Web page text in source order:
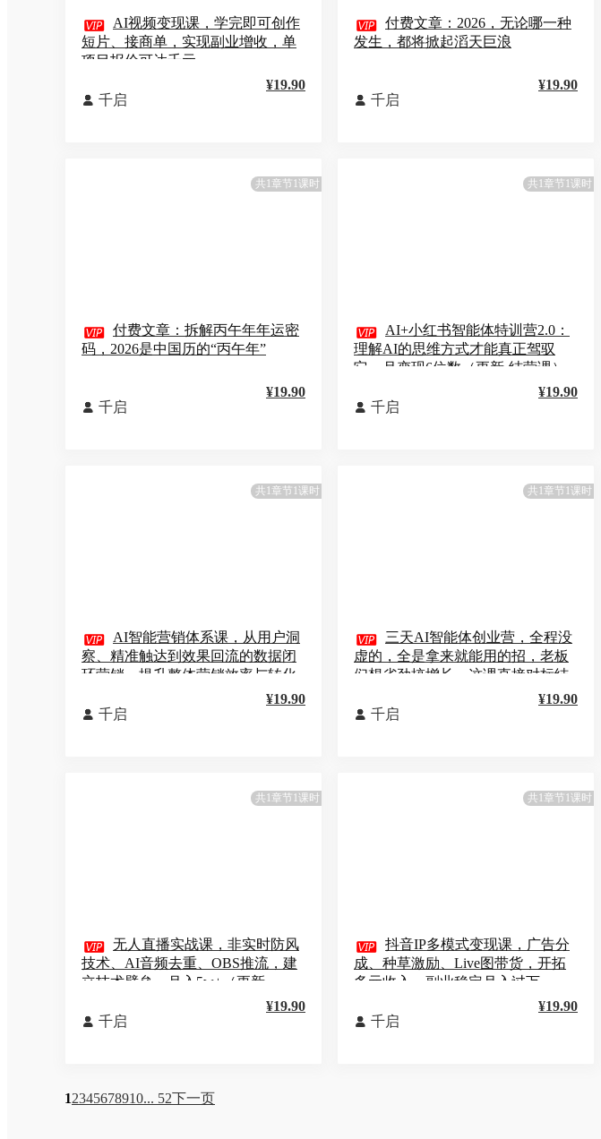
 AI视频变现课，学完即可创作
短片、接商单，实现副业增收，单
项目报价可达千元
 千启
¥19.90
 付费文章：2026，无论哪一种
发生，都将掀起滔天巨浪
 千启
¥19.90
共1章节1课时
 付费文章：拆解丙午年年运密
码，2026是中国历的“丙午年”
 千启
¥19.90
共1章节1课时
 AI+小红书智能体特训营2.0：
理解AI的思维方式才能真正驾驭
它，月变现6位数（更新-结营课）
 千启
¥19.90
共1章节1课时
 AI智能营销体系课，从用户洞
察、精准触达到效果回流的数据闭
环营销，提升整体营销效率与转化
 千启
¥19.90
共1章节1课时
 三天AI智能体创业营，全程没
虚的，全是拿来就能用的招，老板
们想省劲搞增长，这课直接对标结
 千启
¥19.90
共1章节1课时
 无人直播实战课，非实时防风
技术、AI音频去重、OBS推流，建
立技术壁垒，月入5w+（更新
 千启
¥19.90
共1章节1课时
 抖音IP多模式变现课，广告分
成、种草激励、Live图带货，开拓
多元收入，副业稳定月入过万
 千启
¥19.90
12345678910... 52下一页